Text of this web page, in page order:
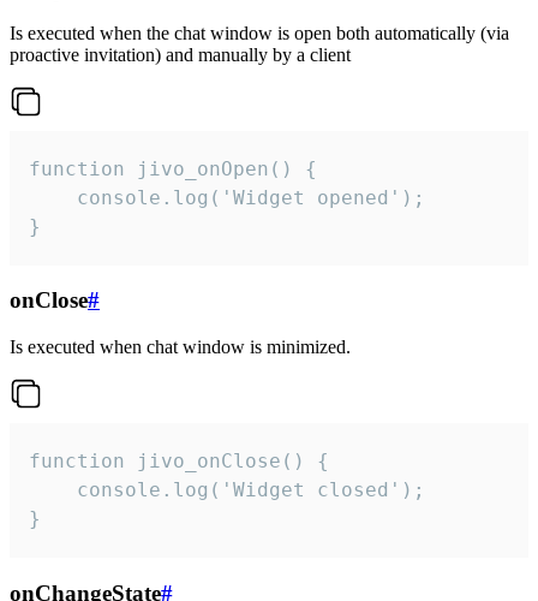
Is executed when the chat window is open both automatically (via
proactive invitation) and manually by a client
function jivo_onOpen() {
    console.log('Widget opened');
}
onClose#
Is executed when chat window is minimized.
function jivo_onClose() {
    console.log('Widget closed');
}
onChangeState#